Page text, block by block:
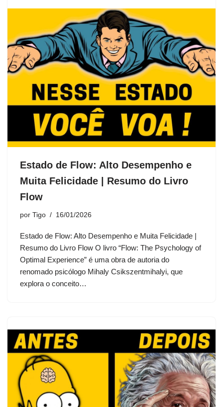
Estado de Flow: Alto Desempenho e
Muita Felicidade | Resumo do Livro
Flow
por Tigo 16/01/2026
Estado de Flow: Alto Desempenho e Muita Felicidade |
Resumo do Livro Flow O livro “Flow: The Psychology of
Optimal Experience” é uma obra de autoria do
renomado psicólogo Mihaly Csikszentmihalyi, que
explora o conceito…